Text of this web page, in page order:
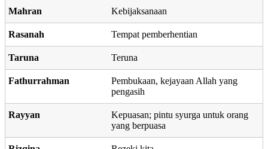
Mahran Kebijaksanaan
Rasanah Tempat pemberhentian
Taruna Teruna
Fathurrahman
Pembukaan, kejayaan Allah yang
pengasih
Rayyan
Kepuasan; pintu syurga untuk orang
yang berpuasa